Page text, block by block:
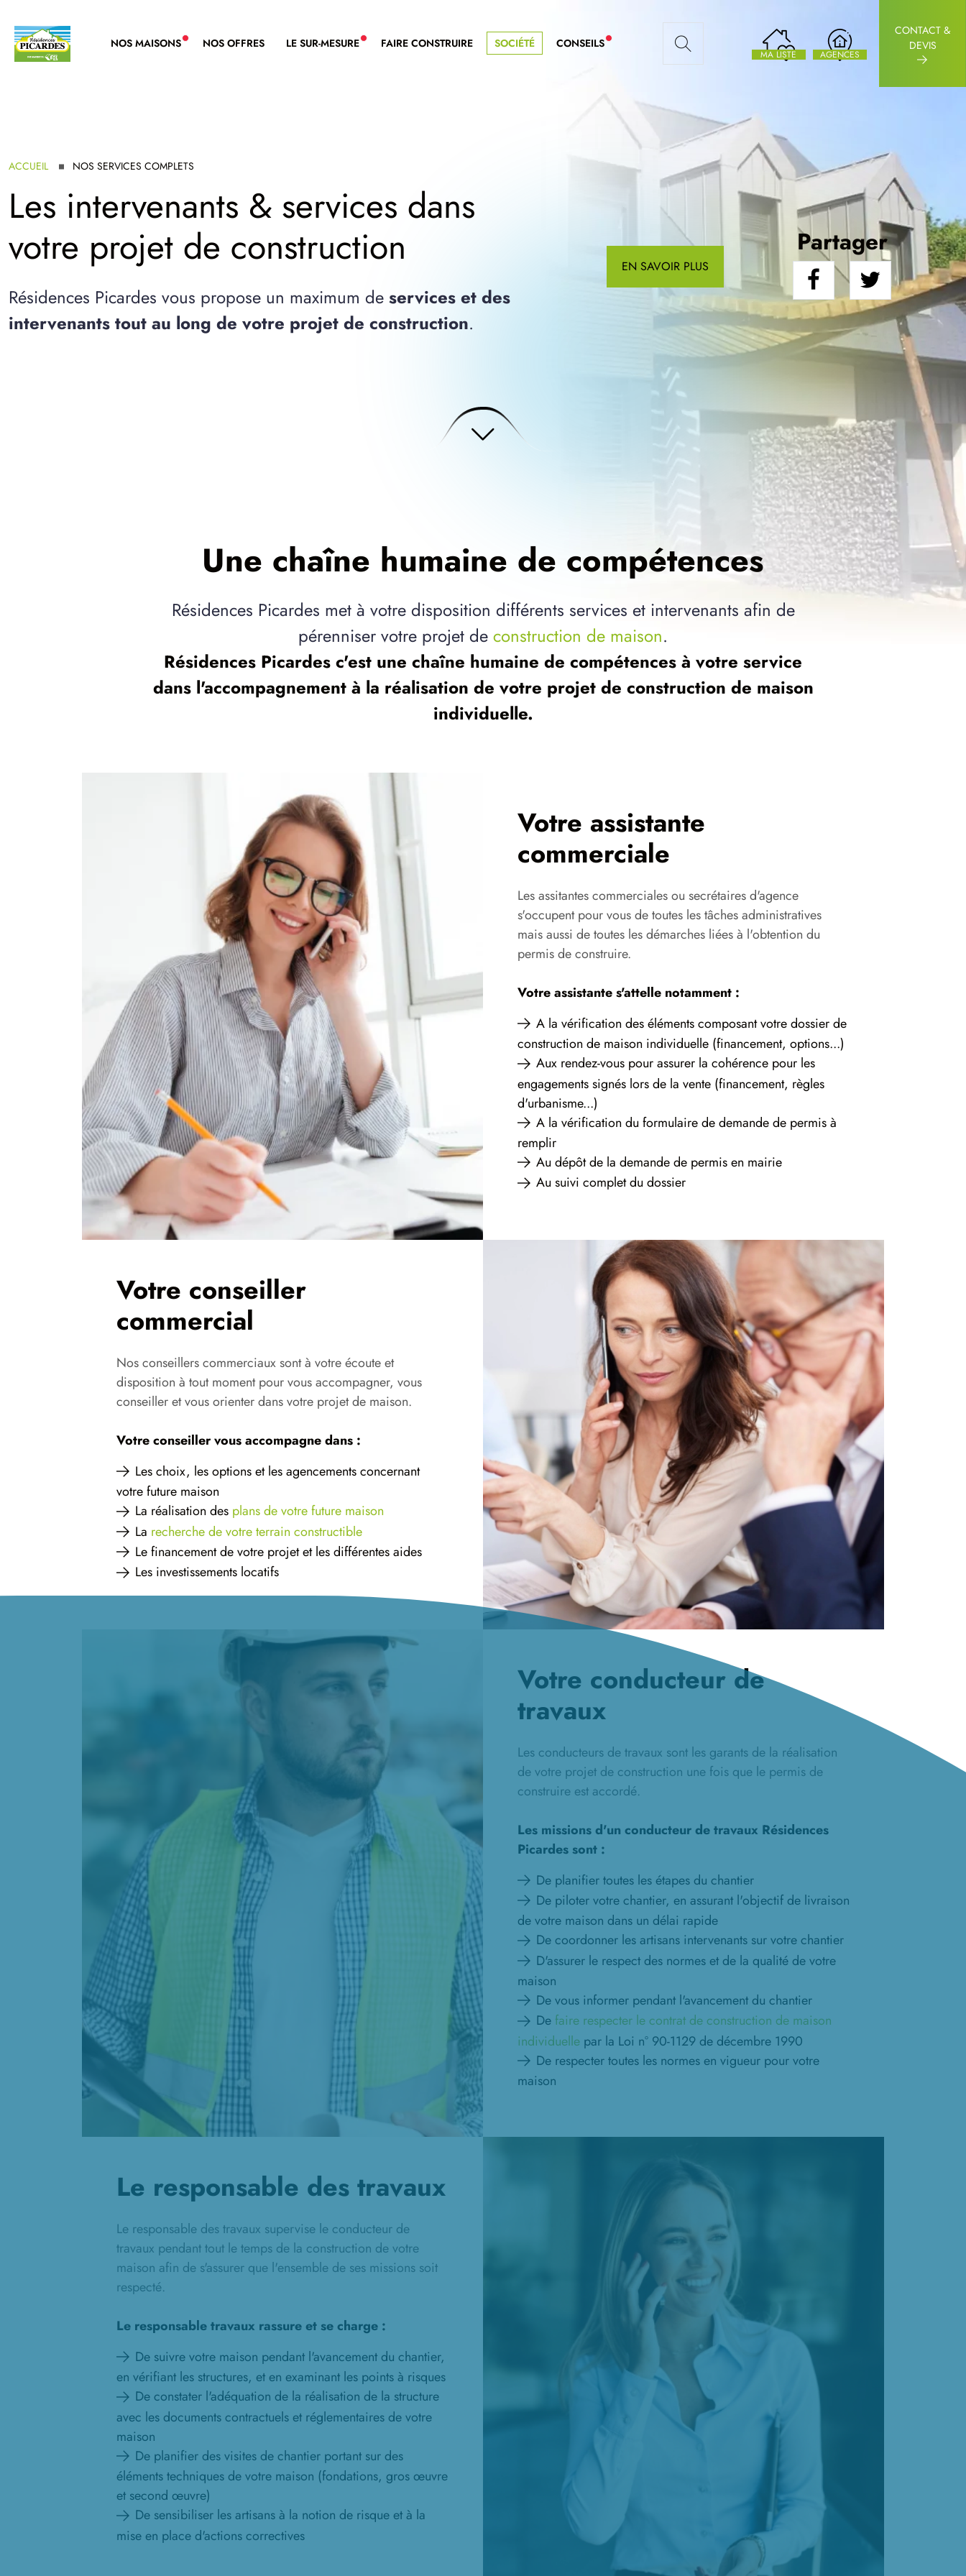
NOS MAISONS NOUVELLE GAMME
NOS OFFRES LE SUR-MESURE NOUVEAU SERVICE BDL EXTENSION
FAIRE CONSTRUIRE SOCIÉTÉ CONSEILS NOUVEAUX ARTICLES
MA LISTE AGENCES
CONTACT &
DEVIS
ACCUEIL NOS SERVICES COMPLETS
Les intervenants & services dans
votre projet de construction
Résidences Picardes vous propose un maximum de services et des
intervenants tout au long de votre projet de construction.
EN SAVOIR PLUS
Partager
Une chaîne humaine de compétences
Résidences Picardes met à votre disposition différents services et intervenants afin de
pérenniser votre projet de construction de maison.
Résidences Picardes c'est une chaîne humaine de compétences à votre service
dans l'accompagnement à la réalisation de votre projet de construction de maison
individuelle.
Votre assistante
commerciale
Les assitantes commerciales ou secrétaires d'agence
s'occupent pour vous de toutes les tâches administratives
mais aussi de toutes les démarches liées à l'obtention du
permis de construire.
Votre assistante s'attelle notamment :
A la vérification des éléments composant votre dossier de
construction de maison individuelle (financement, options...)
Aux rendez-vous pour assurer la cohérence pour les
engagements signés lors de la vente (financement, règles
d'urbanisme...)
A la vérification du formulaire de demande de permis à
remplir
Au dépôt de la demande de permis en mairie
Au suivi complet du dossier
Votre conseiller
commercial
Nos conseillers commerciaux sont à votre écoute et
disposition à tout moment pour vous accompagner, vous
conseiller et vous orienter dans votre projet de maison.
Votre conseiller vous accompagne dans :
Les choix, les options et les agencements concernant
votre future maison
La réalisation des plans de votre future maison
La recherche de votre terrain constructible
Le financement de votre projet et les différentes aides
Les investissements locatifs
Votre conducteur de
travaux
Les conducteurs de travaux sont les garants de la réalisation
de votre projet de construction une fois que le permis de
construire est accordé.
Les missions d'un conducteur de travaux Résidences
Picardes sont :
De planifier toutes les étapes du chantier
De piloter votre chantier, en assurant l'objectif de livraison
de votre maison dans un délai rapide
De coordonner les artisans intervenants sur votre chantier
D'assurer le respect des normes et de la qualité de votre
maison
De vous informer pendant l'avancement du chantier
De faire respecter le contrat de construction de maison
individuelle par la Loi n° 90-1129 de décembre 1990
De respecter toutes les normes en vigueur pour votre
maison
Le responsable des travaux
Le responsable des travaux supervise le conducteur de
travaux pendant tout le temps de la construction de votre
maison afin de s'assurer que l'ensemble de ses missions soit
respecté.
Le responsable travaux rassure et se charge :
De suivre votre maison pendant l'avancement du chantier,
en vérifiant les structures, et en examinant les points à risques
De constater l'adéquation de la réalisation de la structure
avec les documents contractuels et réglementaires de votre
maison
De planifier des visites de chantier portant sur des
éléments techniques de votre maison (fondations, gros œuvre
et second œuvre)
De sensibiliser les artisans à la notion de risque et à la
mise en place d'actions correctives